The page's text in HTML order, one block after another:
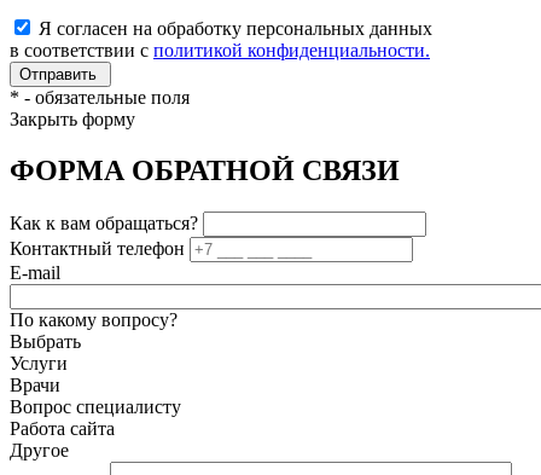
Я согласен на обработку персональных данных
в соответствии с политикой конфиденциальности.
* - обязательные поля
Закрыть форму
ФОРМА ОБРАТНОЙ СВЯЗИ
Как к вам обращаться?
Контактный телефон
E-mail
По какому вопросу?
Выбрать
Услуги
Врачи
Вопрос специалисту
Работа сайта
Другое